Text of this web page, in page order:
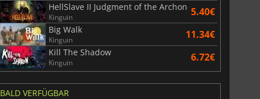
HellSlave II Judgment of the Archon
Kinguin 5.40€
Big Walk
Kinguin 11.34€
Kill The Shadow
Kinguin 6.72€
BALD VERFÜGBAR